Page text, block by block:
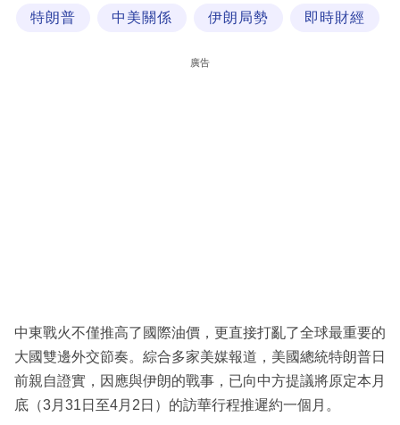
場
特朗普 中美關係 伊朗局勢 即時財經
廣告
中東戰火不僅推高了國際油價，更直接打亂了全球最重要的
大國雙邊外交節奏。綜合多家美媒報道，美國總統特朗普日
前親自證實，因應與伊朗的戰事，已向中方提議將原定本月
底（3月31日至4月2日）的訪華行程推遲約一個月。